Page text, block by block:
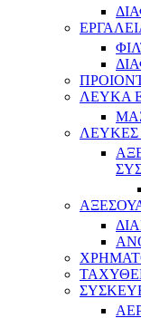
ΛΕΥΚΑ
ΛΕΥΚΕΣ